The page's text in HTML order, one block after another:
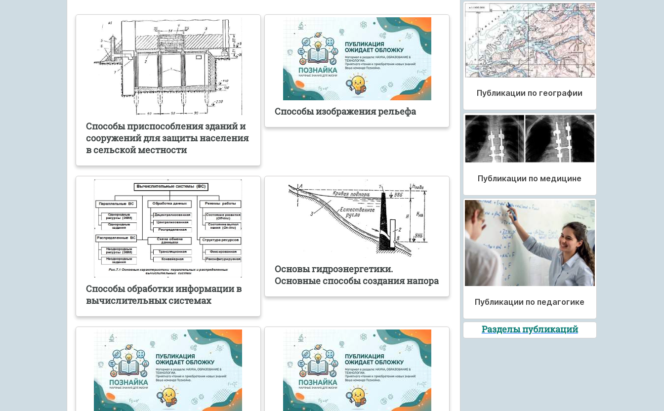
Способы приспособления зданий и
сооружений для защиты населения
в сельской местности
Способы изображения рельефа
Способы обработки информации в
вычислительных системах
Основы гидроэнергетики.
Основные способы создания напора
Публикации по географии
Публикации по медицине
Публикации по педагогике
Разделы публикаций